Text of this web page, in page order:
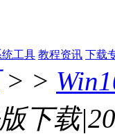
统工具 教程资讯 下载
> >